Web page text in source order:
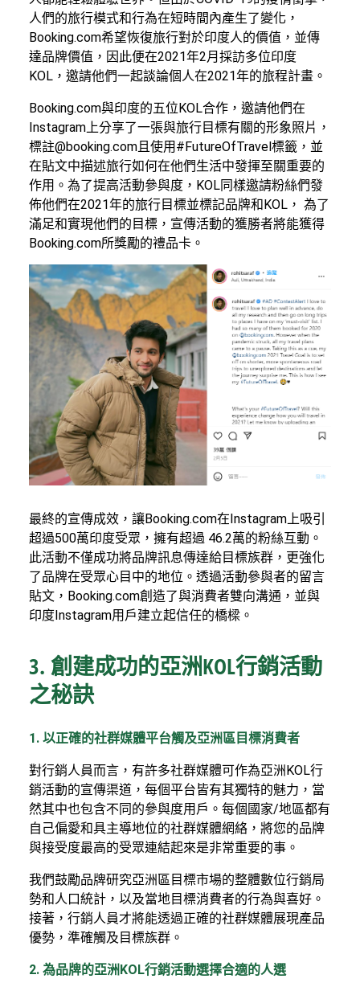
人們的旅行模式和行為在短時間內產生了變化，
Booking.com希望恢復旅行對於印度人的價值，並傳
達品牌價值，因此便在2021年2月採訪多位印度
KOL，邀請他們一起談論個人在2021年的旅程計畫。
Booking.com與印度的五位KOL合作，邀請他們在
Instagram上分享了一張與旅行目標有關的形象照片，
標註@booking.com且使用#FutureOfTravel標籤，並
在貼文中描述旅行如何在他們生活中發揮至關重要的
作用。為了提高活動參與度，KOL同樣邀請粉絲們發
佈他們在2021年的旅行目標並標記品牌和KOL， 為了
滿足和實現他們的目標，宣傳活動的獲勝者將能獲得
Booking.com所獎勵的禮品卡。
最終的宣傳成效，讓Booking.com在Instagram上吸引
超過500萬印度受眾，擁有超過 46.2萬的粉絲互動。
此活動不僅成功將品牌訊息傳達給目標族群，更強化
了品牌在受眾心目中的地位。透過活動參與者的留言
貼文，Booking.com創造了與消費者雙向溝通，並與
印度Instagram用戶建立起信任的橋樑。
3. 創建成功的亞洲KOL行銷活動
之秘訣
1. 以正確的社群媒體平台觸及亞洲區目標消費者
對行銷人員而言，有許多社群媒體可作為亞洲KOL行
銷活動的宣傳渠道，每個平台皆有其獨特的魅力，當
然其中也包含不同的參與度用戶。每個國家/地區都有
自己偏愛和具主導地位的社群媒體網絡，將您的品牌
與接受度最高的受眾連結起來是非常重要的事。
我們鼓勵品牌研究亞洲區目標市場的整體數位行銷局
勢和人口統計，以及當地目標消費者的行為與喜好。
接著，行銷人員才將能透過正確的社群媒體展現產品
優勢，準確觸及目標族群。
2. 為品牌的亞洲KOL行銷活動選擇合適的人選